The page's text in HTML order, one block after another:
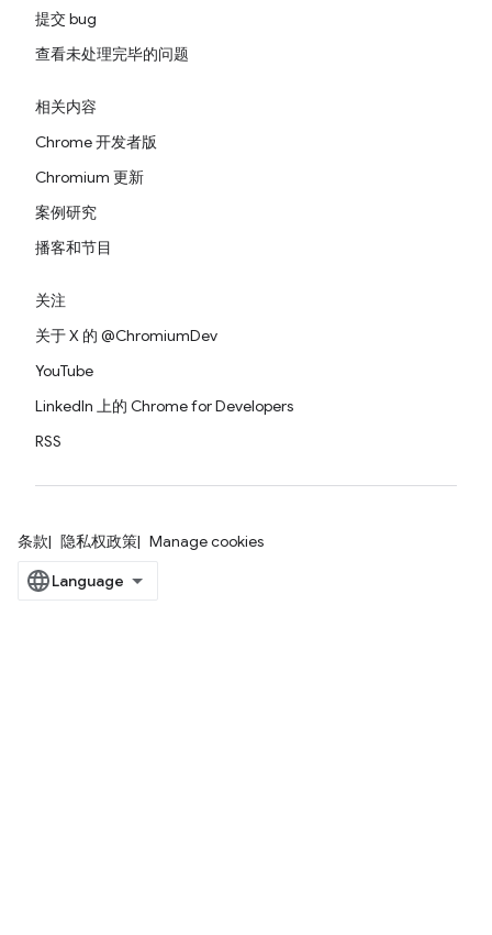
提交 bug
查看未处理完毕的问题
相关内容
Chrome 开发者版
Chromium 更新
案例研究
播客和节目
关注
关于 X 的 @ChromiumDev
YouTube
LinkedIn 上的 Chrome for Developers
RSS
条款 隐私权政策 Manage cookies